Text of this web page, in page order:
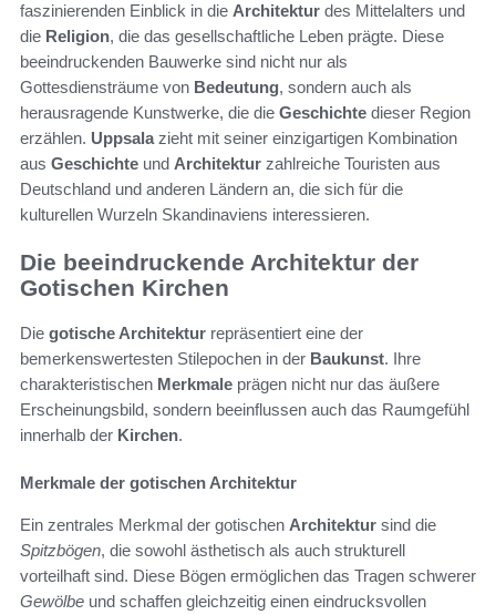
faszinierenden Einblick in die Architektur des Mittelalters und
die Religion, die das gesellschaftliche Leben prägte. Diese
beeindruckenden Bauwerke sind nicht nur als
Gottesdiensträume von Bedeutung, sondern auch als
herausragende Kunstwerke, die die Geschichte dieser Region
erzählen. Uppsalazieht mit seiner einzigartigen Kombination
aus Geschichte und Architektur zahlreiche Touristen aus
Deutschland und anderen Ländern an, die sich für die
kulturellen Wurzeln Skandinaviens interessieren.
Die beeindruckende Architektur der
Gotischen Kirchen
Die gotische Architektur repräsentiert eine der
bemerkenswertesten Stilepochen in der Baukunst. Ihre
charakteristischen Merkmale prägen nicht nur das äußere
Erscheinungsbild, sondern beeinflussen auch das Raumgefühl
innerhalb der Kirchen.
Merkmale der gotischen Architektur
Ein zentrales Merkmal der gotischen Architektur sind die
Spitzbögen, die sowohl ästhetisch als auch strukturell
vorteilhaft sind. Diese Bögen ermöglichen das Tragen schwerer
Gewölbe und schaffen gleichzeitig einen eindrucksvollen